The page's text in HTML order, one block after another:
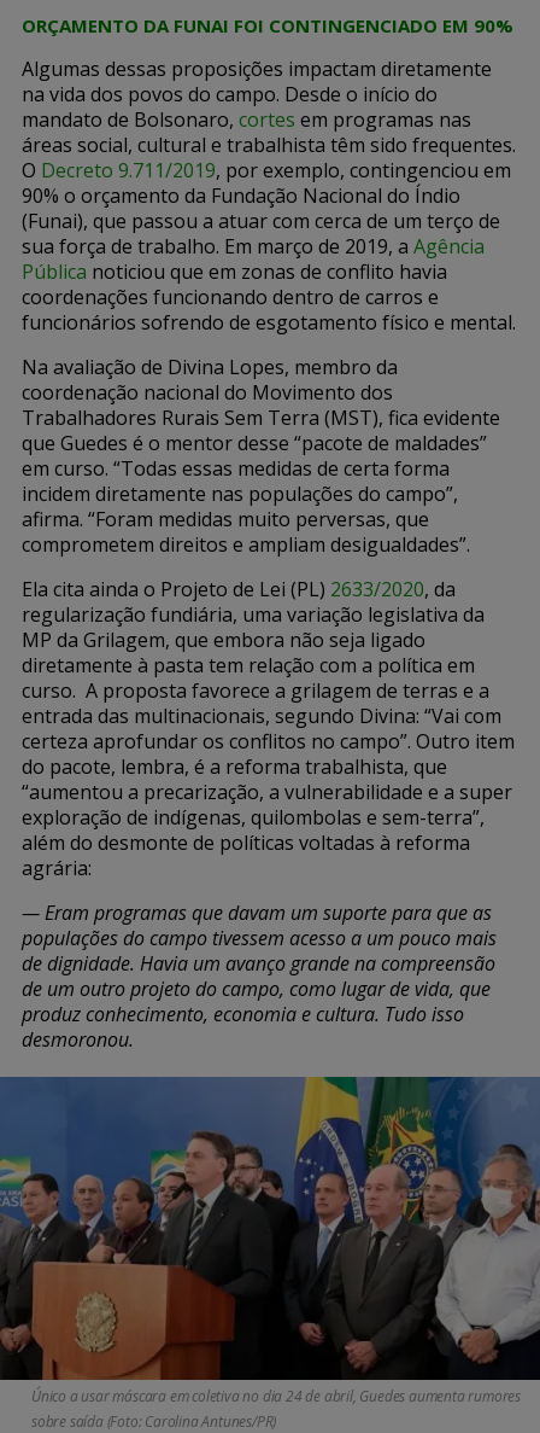
ORÇAMENTO DA FUNAI FOI CONTINGENCIADO EM 90%
Algumas dessas proposições impactam diretamente
na vida dos povos do campo. Desde o início do
mandato de Bolsonaro, cortes em programas nas
áreas social, cultural e trabalhista têm sido frequentes.
O Decreto 9.711/2019, por exemplo, contingenciou em
90% o orçamento da Fundação Nacional do Índio
(Funai), que passou a atuar com cerca de um terço de
sua força de trabalho. Em março de 2019, a Agência
Pública noticiou que em zonas de conflito havia
coordenações funcionando dentro de carros e
funcionários sofrendo de esgotamento físico e mental.
Na avaliação de Divina Lopes, membro da
coordenação nacional do Movimento dos
Trabalhadores Rurais Sem Terra (MST), fica evidente
que Guedes é o mentor desse “pacote de maldades”
em curso. “Todas essas medidas de certa forma
incidem diretamente nas populações do campo”,
afirma. “Foram medidas muito perversas, que
comprometem direitos e ampliam desigualdades”.
Ela cita ainda o Projeto de Lei (PL) 2633/2020, da
regularização fundiária, uma variação legislativa da
MP da Grilagem, que embora não seja ligado
diretamente à pasta tem relação com a política em
curso. A proposta favorece a grilagem de terras e a
entrada das multinacionais, segundo Divina: “Vai com
certeza aprofundar os conflitos no campo”. Outro item
do pacote, lembra, é a reforma trabalhista, que
“aumentou a precarização, a vulnerabilidade e a super
exploração de indígenas, quilombolas e sem-terra”,
além do desmonte de políticas voltadas à reforma
agrária:
— Eram programas que davam um suporte para que as
populações do campo tivessem acesso a um pouco mais
de dignidade. Havia um avanço grande na compreensão
de um outro projeto do campo, como lugar de vida, que
produz conhecimento, economia e cultura. Tudo isso
desmoronou.
Único a usar máscara em coletiva no dia 24 de abril, Guedes aumenta rumores
sobre saída (Foto: Carolina Antunes/PR)